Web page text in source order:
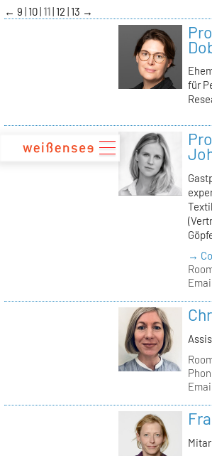
zum
Inhalt
← 9 10 11 12 13 →
für
→
Email
Email